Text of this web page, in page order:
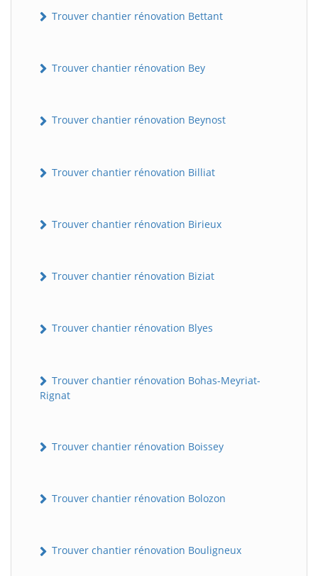
Trouver chantier rénovation Bettant
Trouver chantier rénovation Bey
Trouver chantier rénovation Beynost
Trouver chantier rénovation Billiat
Trouver chantier rénovation Birieux
Trouver chantier rénovation Biziat
Trouver chantier rénovation Blyes
Trouver chantier rénovation Bohas-Meyriat-
Rignat
Trouver chantier rénovation Boissey
Trouver chantier rénovation Bolozon
Trouver chantier rénovation Bouligneux